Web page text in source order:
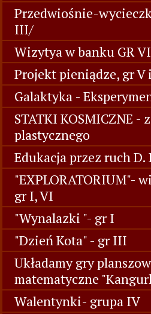
Przedwiośnie-
III/
Wizytya w banku GR VI
Projekt pieniądze, gr V
Galaktyka -
STATKI KOSMICZNE -
plastycznego
Edukacja przez ruch
"EXPLORATORIUM"-
gr I, VI
"Wynalazki "- gr I
"Dzień Kota" - gr III
Układamy gry
matematyczne
Walentynki- grupa IV